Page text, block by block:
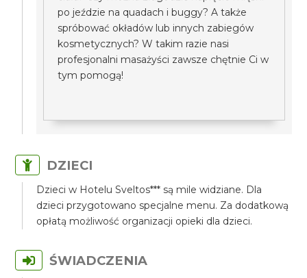
po jeździe na quadach i buggy? A także
spróbować okładów lub innych zabiegów
kosmetycznych? W takim razie nasi
profesjonalni masażyści zawsze chętnie Ci w
tym pomogą!
DZIECI
Dzieci w Hotelu Sveltos*** są mile widziane. Dla
dzieci przygotowano specjalne menu. Za dodatkową
opłatą możliwość organizacji opieki dla dzieci.
ŚWIADCZENIA